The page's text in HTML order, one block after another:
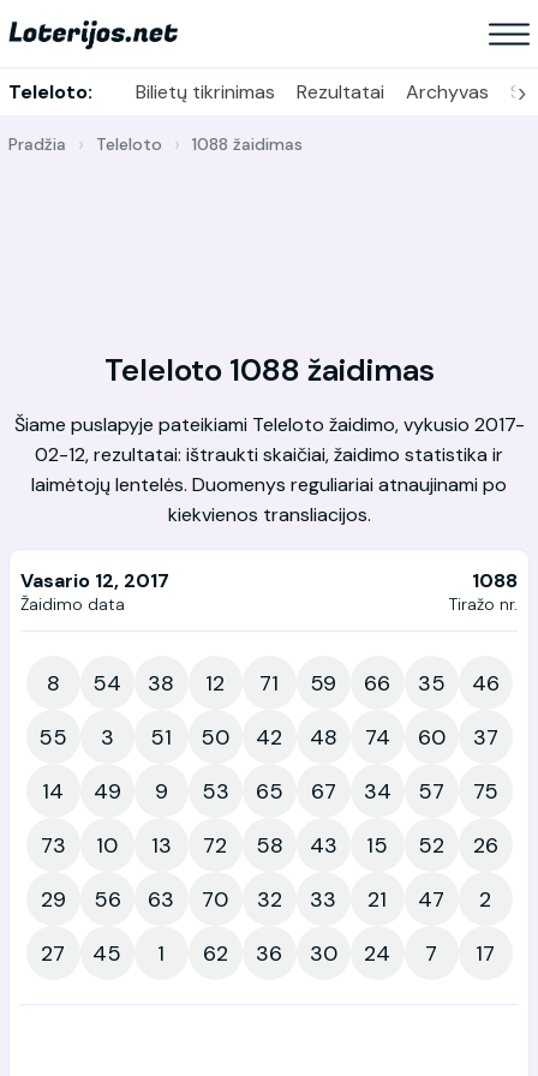
Teleloto: Bilietų tikrinimas Rezultatai Archyvas ›
Pradžia Teleloto 1088 žaidimas
Teleloto 1088 žaidimas
Šiame puslapyje pateikiami Teleloto žaidimo, vykusio 2017-
02-12, rezultatai: ištraukti skaičiai, žaidimo statistika ir
laimėtojų lentelės. Duomenys reguliariai atnaujinami po
kiekvienos transliacijos.
Vasario 12, 2017
Žaidimo data
1088
Tiražo nr.
8 54 38 12 71 59 66 35
46
55
3 51 50 42 48 74 60
37
14
49 9 53 65 67 34 57
75
73
10 13 72 58 43 15 52
26
29
56 63 70 32 33 21 47
2
27
45 1 62 36 30 24 7 17